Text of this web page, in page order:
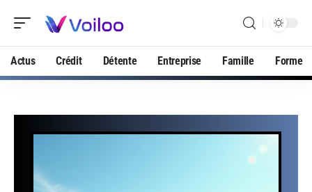
Actus Crédit Détente Entreprise Famille Forme